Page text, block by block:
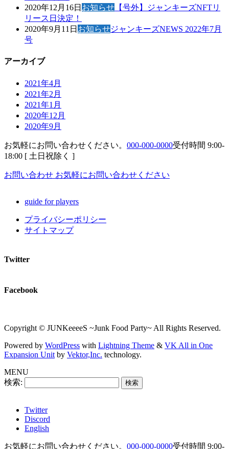
2020年12月16日 お知らせ 【号外】ジャンキーズNFTリ
リース日決定！
2020年9月11日 お知らせジャンキーズNEWS 2022年7月
号
アーカイブ
2021年4月
2021年2月
2021年1月
2020年12月
2020年9月
お気軽にお問い合わせください。 000-000-0000受付時間 9:00-
18:00 [ 土日祝除く ]
お問い合わせ お気軽にお問い合わせください
guide for players
プライバシーポリシー
サイトマップ
Twitter
Facebook
Copyright © JUNKeeeeS ~Junk Food Party~ All Rights Reserved.
Powered by WordPress with Lightning Theme & VK All in One
Expansion Unit by Vektor,Inc. technology.
MENU
検索:
Twitter
Discord
English
お気軽にお問い合わせください。 000-000-0000受付時間 9:00-